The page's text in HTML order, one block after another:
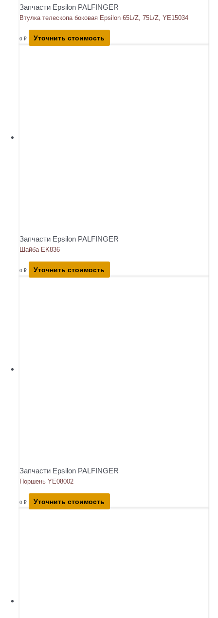
Запчасти Epsilon PALFINGER
Втулка телескопа боковая Epsilon 65L/Z, 75L/Z, YE15034
0 ₽ Уточнить стоимость
Запчасти Epsilon PALFINGER
Шайба EK836
0 ₽ Уточнить стоимость
Запчасти Epsilon PALFINGER
Поршень YE08002
0 ₽ Уточнить стоимость